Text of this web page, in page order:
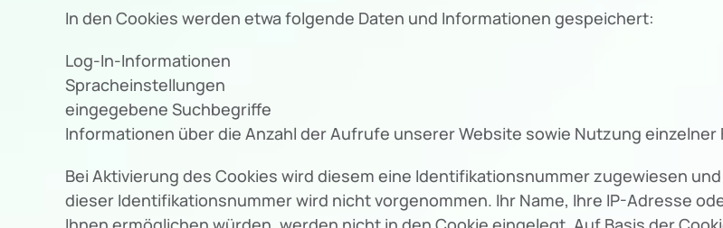
In den Cookies werden etwa folgende Daten und Informationen gespeichert:
Log-In-Informationen
Spracheinstellungen
eingegebene Suchbegriffe
Informationen über die Anzahl der Aufrufe unserer Website sowie Nutzung
Bei Aktivierung des Cookies wird diesem eine Identifikationsnummer zugewiesen
dieser Identifikationsnummer wird nicht vorgenommen. Ihr Name, Ihre IP-Adresse